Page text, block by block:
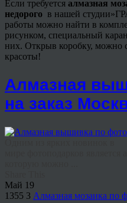
Если требуется алмазная
недорого в нашей
работы можно найти в
рисунком, специальный
них. Открыв коробку, можно
красоты!
Алмазная
на заказ
Май 19
1355 3 Алмазная мозаика по